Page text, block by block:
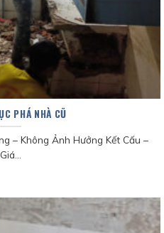
PHÁ NHÀ CŨ
– Không Ảnh Hưởng Kết Cấu –
Giá...